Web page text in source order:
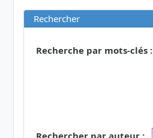
Rechercher
Recherche par mots-clés :
Rechercher par auteur :